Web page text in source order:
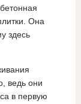
Она
здесь
ведь они
в первую